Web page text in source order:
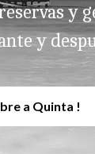
y
y
a Quinta !